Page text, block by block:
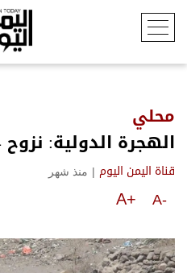
محلي
الهجرة الدولية: نزوح 54 يمنياً خلال أسبوع
قناة اليمن اليوم | منذ شهر
A-
A+